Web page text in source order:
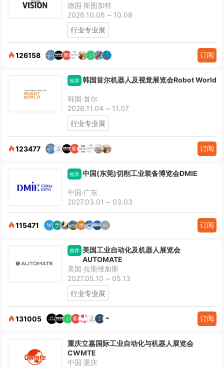
德国·斯图加特
2026.10.06 ~ 10.08
行业专业展
126158 订阅
推荐 韩国首尔机器人及视觉展览会Robot World
韩国·首尔
2026.11.04 ~ 11.07
行业专业展
123477 订阅
推荐 中国(东莞)切削工业装备博览会DMIE
中国·广东
2027.03.01 ~ 03.03
115471 订阅
推荐 美国工业自动化及机器人展览会
AUTOMATE
美国·拉斯维加斯
2027.05.10 ~ 05.13
行业专业展
131005 订阅
重庆立嘉国际工业自动化与机器人展览会
CWMTE
中国·重庆